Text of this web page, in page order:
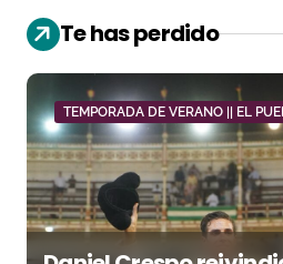
Te has perdido
TEMPORADA DE VERANO || EL